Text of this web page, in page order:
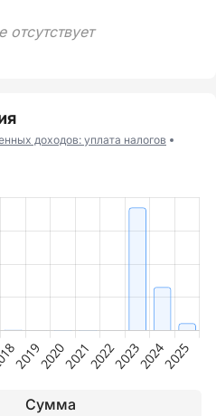
доходов: уплата налогов
Сумма